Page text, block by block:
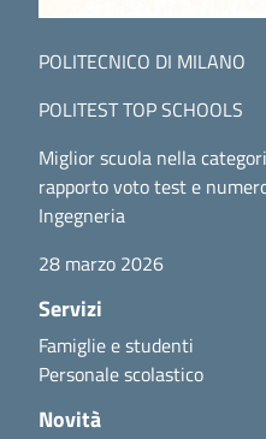
POLITECNICO DI MILANO
POLITEST TOP SCHOOLS
Miglior scuola nella
rapporto voto test e
Ingegneria
28 marzo 2026
Servizi
Famiglie e studenti
Personale scolastico
Novità